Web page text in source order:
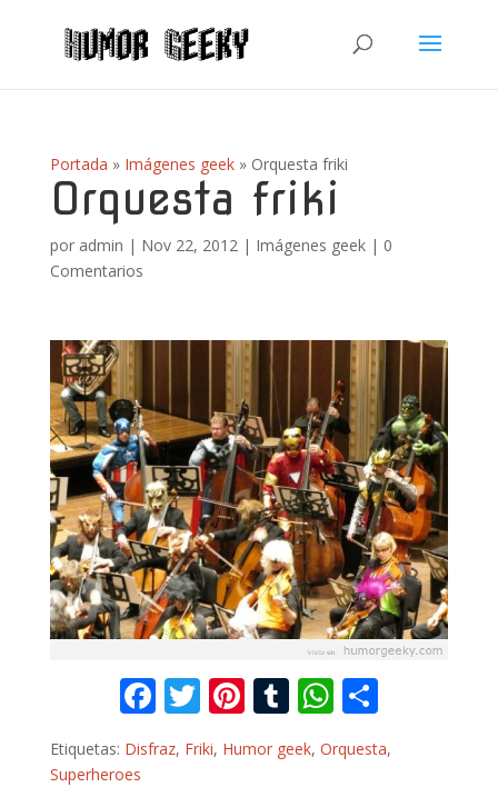
Portada » Imágenes geek» Orquesta friki
Orquesta friki
por admin | Nov 22, 2012| Imágenes geek| 0
Comentarios
F
ac
e
T
w
itt
Pi
er
T
u
m
W
at m
Etiquetas: Disfraz, Friki, Humor geek, Orquesta,
Superheroes